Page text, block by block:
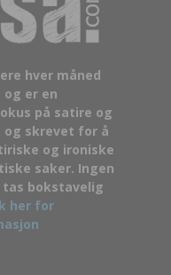
hver måned
og er en
på satire og
og skrevet for å
og ironiske
saker. Ingen
tas bokstavelig
her for